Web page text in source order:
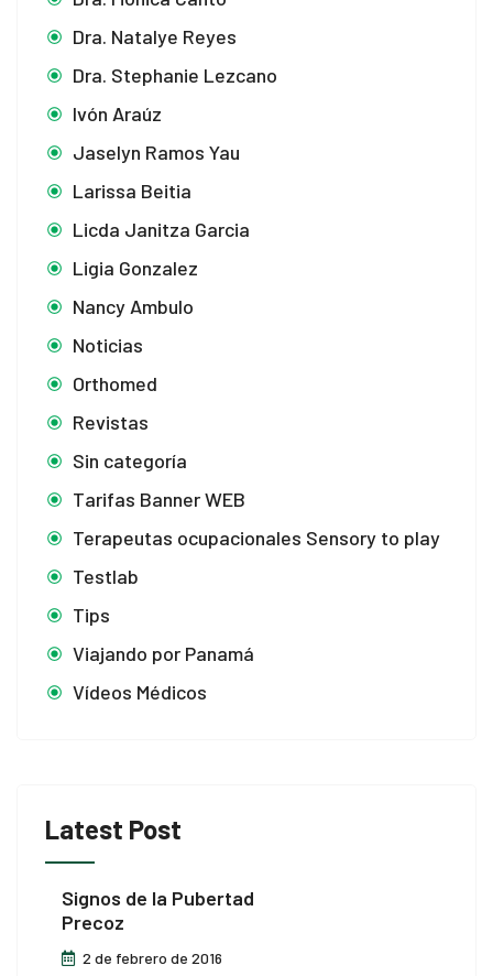
Dra. Natalye Reyes
Dra. Stephanie Lezcano
Ivón Araúz
Jaselyn Ramos Yau
Larissa Beitia
Licda Janitza Garcia
Ligia Gonzalez
Nancy Ambulo
Noticias
Orthomed
Revistas
Sin categoría
Tarifas Banner WEB
Terapeutas ocupacionales Sensory to play
Testlab
Tips
Viajando por Panamá
Vídeos Médicos
Latest Post
Signos de la Pubertad
Precoz
2 de febrero de 2016